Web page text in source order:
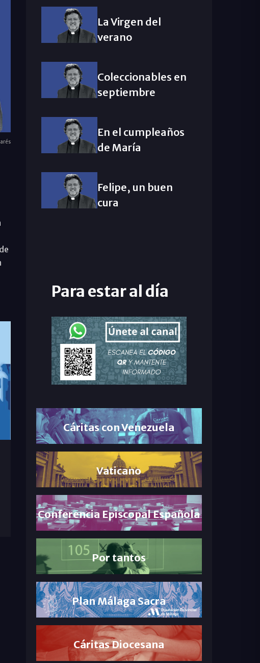
La Virgen del
verano
Coleccionables en
septiembre
En el cumpleaños
de María
Felipe, un buen
cura
Para estar al día
Cáritas con Venezuela
Vaticano
Conferencia Episcopal Española
Por tantos
Plan Málaga Sacra
Cáritas Diocesana